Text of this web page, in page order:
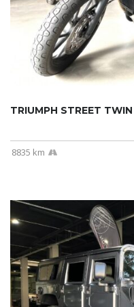
TRIUMPH STREET
8835 km